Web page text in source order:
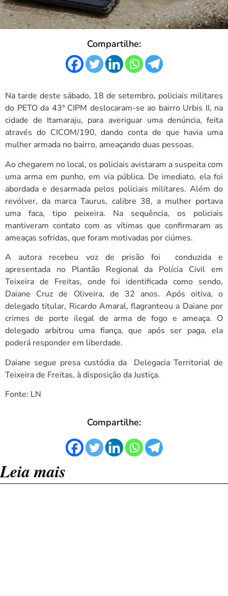
Compartilhe:
Na tarde deste sábado, 18 de setembro, policiais militares
do PETO da 43ª CIPM deslocaram-se ao bairro Urbis II, na
cidade de Itamaraju, para averiguar uma denúncia, feita
através do CICOM/190, dando conta de que havia uma
mulher armada no bairro, ameaçando duas pessoas.
Ao chegarem no local, os policiais avistaram a suspeita com
uma arma em punho, em via pública. De imediato, ela foi
abordada e desarmada pelos policiais militares. Além do
revólver, da marca Taurus, calibre 38, a mulher portava
uma faca, tipo peixeira. Na sequência, os policiais
mantiveram contato com as vítimas que confirmaram as
ameaças sofridas, que foram motivadas por ciúmes.
A autora recebeu voz de prisão foi conduzida e
apresentada no Plantão Regional da Polícia Civil em
Teixeira de Freitas, onde foi identificada como sendo,
Daiane Cruz de Oliveira, de 32 anos. Após oitiva, o
delegado titular, Ricardo Amaral, flagranteou a Daiane por
crimes de porte ilegal de arma de fogo e ameaça. O
delegado arbitrou uma fiança, que após ser paga, ela
poderá responder em liberdade.
Daiane segue presa custódia da Delegacia Territorial de
Teixeira de Freitas, à disposição da Justiça.
Fonte: LN
Compartilhe:
Leia mais